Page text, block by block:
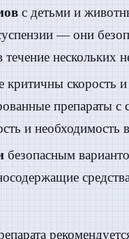
с детьми и
— они
нескольких
критичны скорость
препараты с
и необходимость
безопасным